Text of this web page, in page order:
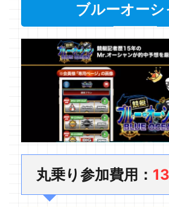
ブルーオーシ
丸乗り参加費用：